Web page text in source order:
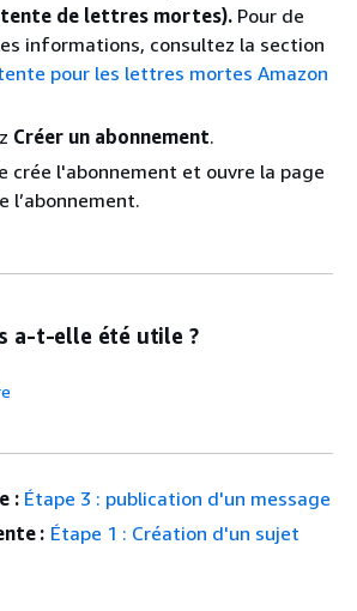
de lettres mortes). Pour de
informations, consultez la section
pour les lettres mortes Amazon
Créer un abonnement.
crée l'abonnement et ouvre la page
l’abonnement.
a-t-elle été utile ?
: Étape 3 : publication d'un message
: Étape 1 : Création d'un sujet